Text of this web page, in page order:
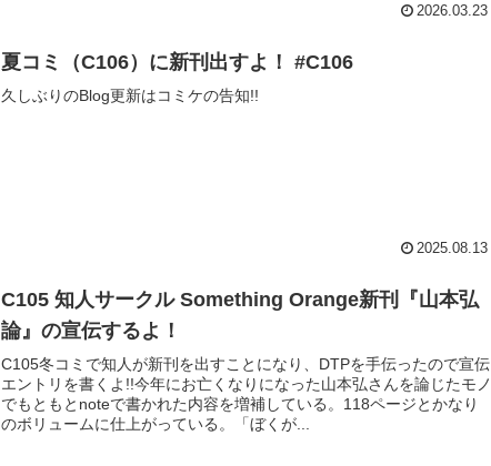
2026.03.23
夏コミ（C106）に新刊出すよ！ #C106
久しぶりのBlog更新はコミケの告知!!
2025.08.13
C105 知人サークル Something Orange新刊『山本弘
論』の宣伝するよ！
C105冬コミで知人が新刊を出すことになり、DTPを手伝ったので宣伝
エントリを書くよ!!今年にお亡くなりになった山本弘さんを論じたモノ
でもともとnoteで書かれた内容を増補している。118ページとかなり
のボリュームに仕上がっている。「ぼくが...